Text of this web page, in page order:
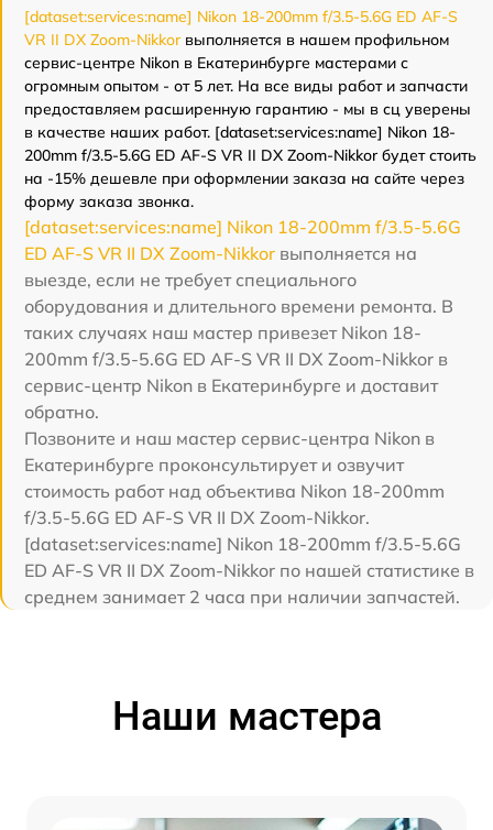
[dataset:services:name] Nikon 18-200mm f/3.5-5.6G ED AF-S
VR II DX Zoom-Nikkorвыполняется в нашем профильном
сервис-центре Nikon в Екатеринбурге мастерами с
огромным опытом - от 5 лет. На все виды работ и запчасти
предоставляем расширенную гарантию - мы в сц уверены
в качестве наших работ. [dataset:services:name] Nikon 18-
200mm f/3.5-5.6G ED AF-S VR II DX Zoom-Nikkor будет стоить
на -15% дешевле при оформлении заказа на сайте через
форму заказа звонка.
[dataset:services:name] Nikon 18-200mm f/3.5-5.6G
ED AF-S VR II DX Zoom-Nikkor выполняется на
выезде, если не требует специального
оборудования и длительного времени ремонта. В
таких случаях наш мастер привезет Nikon 18-
200mm f/3.5-5.6G ED AF-S VR II DX Zoom-Nikkor в
сервис-центр Nikon в Екатеринбурге и доставит
обратно.
Позвоните и наш мастер сервис-центра Nikon в
Екатеринбурге проконсультирует и озвучит
стоимость работ над объектива Nikon 18-200mm
f/3.5-5.6G ED AF-S VR II DX Zoom-Nikkor.
[dataset:services:name] Nikon 18-200mm f/3.5-5.6G
ED AF-S VR II DX Zoom-Nikkor по нашей статистике в
среднем занимает 2 часа при наличии запчастей.
Наши мастера